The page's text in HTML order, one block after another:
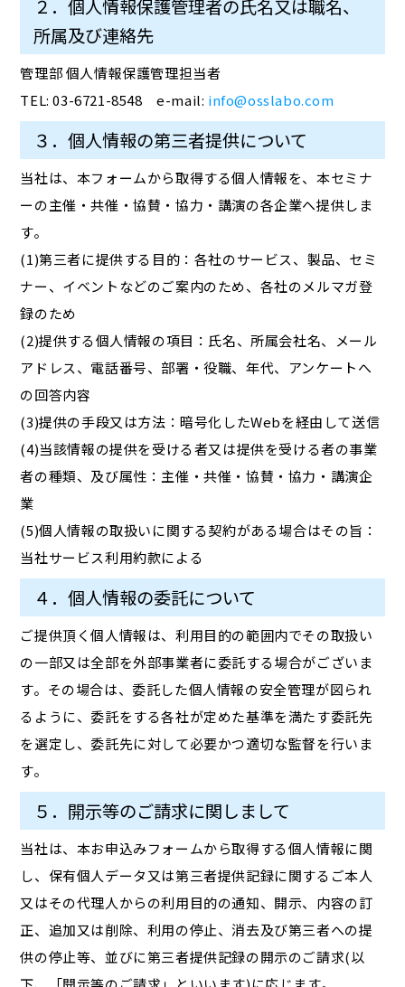
２．個人情報保護管理者の氏名又は職名、
所属及び連絡先
管理部 個人情報保護管理担当者
TEL: 03-6721-8548 e-mail: info@osslabo.com
３．個人情報の第三者提供について
当社は、本フォームから取得する個人情報を、本セミナ
ーの主催・共催・協賛・協力・講演の各企業へ提供しま
す。
(1)第三者に提供する目的：各社のサービス、製品、セミ
ナー、イベントなどのご案内のため、各社のメルマガ登
録のため
(2)提供する個人情報の項目：氏名、所属会社名、メール
アドレス、電話番号、部署・役職、年代、アンケートへ
の回答内容
(3)提供の手段又は方法：暗号化したWebを経由して送信
(4)当該情報の提供を受ける者又は提供を受ける者の事業
者の種類、及び属性：主催・共催・協賛・協力・講演企
業
(5)個人情報の取扱いに関する契約がある場合はその旨：
当社サービス利用約款による
４．個人情報の委託について
ご提供頂く個人情報は、利用目的の範囲内でその取扱い
の一部又は全部を外部事業者に委託する場合がございま
す。その場合は、委託した個人情報の安全管理が図られ
るように、委託をする各社が定めた基準を満たす委託先
を選定し、委託先に対して必要かつ適切な監督を行いま
す。
５．開示等のご請求に関しまして
当社は、本お申込みフォームから取得する個人情報に関
し、保有個人データ又は第三者提供記録に関するご本人
又はその代理人からの利用目的の通知、開示、内容の訂
正、追加又は削除、利用の停止、消去及び第三者への提
供の停止等、並びに第三者提供記録の開示のご請求(以